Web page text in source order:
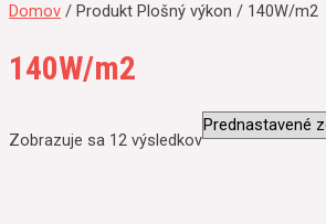
Domov / Produkt Plošný výkon / 140W/m2
140W/m2
Zobrazuje sa 12 výsledkov